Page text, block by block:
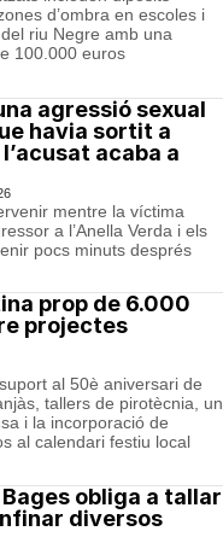
d’ombra en escoles i
riu Negre amb una
100.000 euros
agressió sexual
havia sortit a
acaba a
mentre la víctima
a l’Anella Verda i els
pocs minuts després
prop de 6.000
projectes
al 50è aniversari de
tallers de pirotècnia, un
i la incorporació de
al calendari festiu local
obliga a tallar
diversos